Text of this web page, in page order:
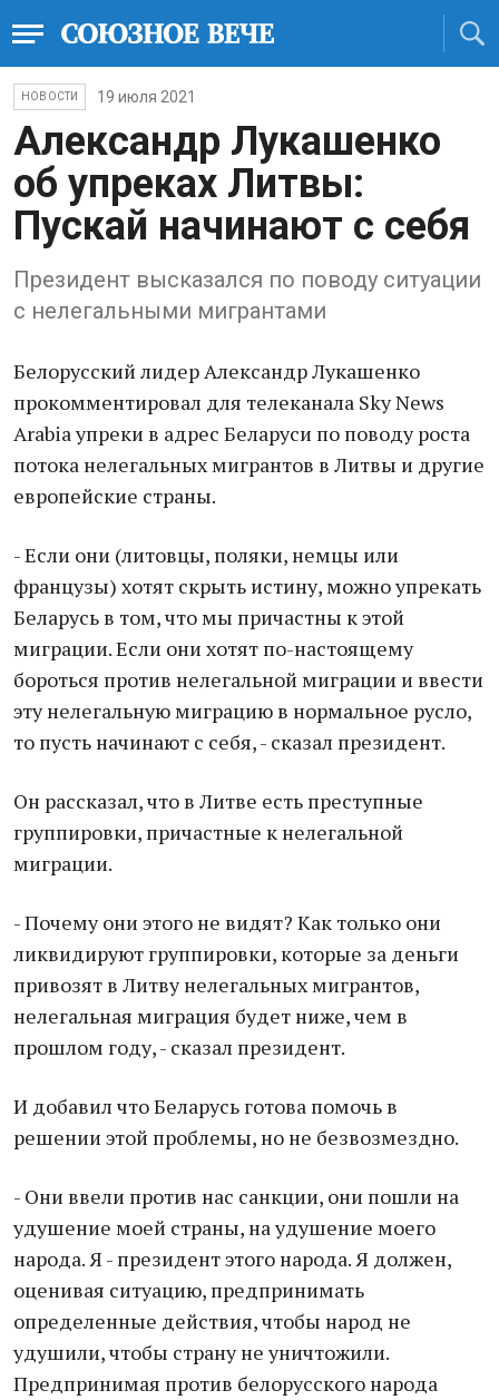
НОВОСТИ 19 июля 2021
Александр Лукашенко
об упреках Литвы:
Пускай начинают с себя
Президент высказался по поводу ситуации
с нелегальными мигрантами
Белорусский лидер Александр Лукашенко
прокомментировал для телеканала Sky News
Arabia упреки в адрес Беларуси по поводу роста
потока нелегальных мигрантов в Литвы и другие
европейские страны.
- Если они (литовцы, поляки, немцы или
французы) хотят скрыть истину, можно упрекать
Беларусь в том, что мы причастны к этой
миграции. Если они хотят по-настоящему
бороться против нелегальной миграции и ввести
эту нелегальную миграцию в нормальное русло,
то пусть начинают с себя, - сказал президент.
Он рассказал, что в Литве есть преступные
группировки, причастные к нелегальной
миграции.
- Почему они этого не видят? Как только они
ликвидируют группировки, которые за деньги
привозят в Литву нелегальных мигрантов,
нелегальная миграция будет ниже, чем в
прошлом году, - сказал президент.
И добавил что Беларусь готова помочь в
решении этой проблемы, но не безвозмездно.
- Они ввели против нас санкции, они пошли на
удушение моей страны, на удушение моего
народа. Я - президент этого народа. Я должен,
оценивая ситуацию, предпринимать
определенные действия, чтобы народ не
удушили, чтобы страну не уничтожили.
Предпринимая против белорусского народа